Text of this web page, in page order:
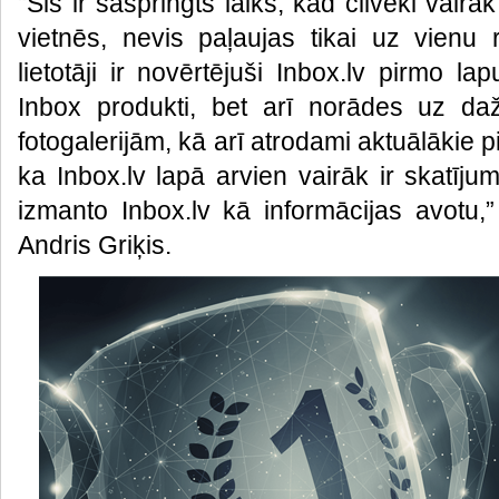
vietnēs, nevis paļaujas tikai uz vienu
lietotāji ir novērtējuši Inbox.lv pirmo
Inbox produkti, bet arī norādes uz
fotogalerijām, kā arī atrodami aktuālākie
ka Inbox.lv lapā arvien vairāk ir
izmanto Inbox.lv kā informācijas
Andris Griķis.